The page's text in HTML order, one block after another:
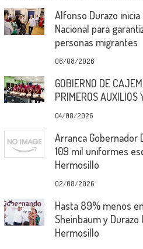
Alfonso Durazo
Nacional para
personas migrantes
06/08/2026
GOBIERNO DE
PRIMEROS AUXILIOS
04/08/2026
Arranca Gobernador
109 mil uniformes
Hermosillo
02/08/2026
Hasta 89% menos
Sheinbaum y
Hermosillo